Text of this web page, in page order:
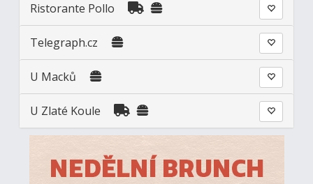
Ristorante Pollo
Telegraph.cz
U Macků
U Zlaté Koule